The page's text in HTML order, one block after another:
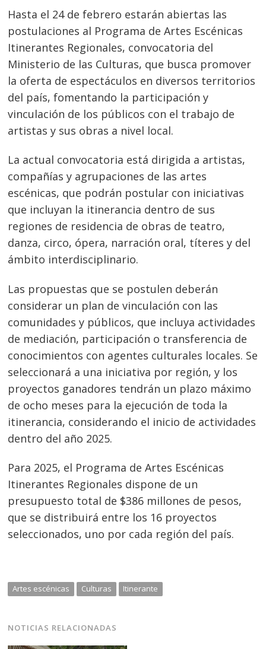
Hasta el 24 de febrero estarán abiertas las
postulaciones al Programa de Artes Escénicas
Itinerantes Regionales, convocatoria del
Ministerio de las Culturas, que busca promover
la oferta de espectáculos en diversos territorios
del país, fomentando la participación y
vinculación de los públicos con el trabajo de
artistas y sus obras a nivel local.
La actual convocatoria está dirigida a artistas,
compañías y agrupaciones de las artes
escénicas, que podrán postular con iniciativas
que incluyan la itinerancia dentro de sus
regiones de residencia de obras de teatro,
danza, circo, ópera, narración oral, títeres y del
ámbito interdisciplinario.
Las propuestas que se postulen deberán
considerar un plan de vinculación con las
comunidades y públicos, que incluya actividades
de mediación, participación o transferencia de
conocimientos con agentes culturales locales. Se
seleccionará a una iniciativa por región, y los
proyectos ganadores tendrán un plazo máximo
de ocho meses para la ejecución de toda la
itinerancia, considerando el inicio de actividades
dentro del año 2025.
Para 2025, el Programa de Artes Escénicas
Itinerantes Regionales dispone de un
presupuesto total de $386 millones de pesos,
que se distribuirá entre los 16 proyectos
seleccionados, uno por cada región del país.
Artes escénicas Culturas Itinerante
NOTICIAS RELACIONADAS
Navegación
de
entradas